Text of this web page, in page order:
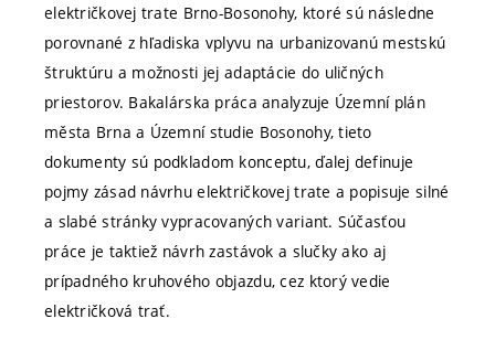
električkovej trate Brno-Bosonohy, ktoré sú následne
porovnané z hľadiska vplyvu na urbanizovanú mestskú
štruktúru a možnosti jej adaptácie do uličných
priestorov. Bakalárska práca analyzuje Územní plán
města Brna a Územní studie Bosonohy, tieto
dokumenty sú podkladom konceptu, ďalej definuje
pojmy zásad návrhu električkovej trate a popisuje silné
a slabé stránky vypracovaných variant. Súčasťou
práce je taktiež návrh zastávok a slučky ako aj
prípadného kruhového objazdu, cez ktorý vedie
električková trať.